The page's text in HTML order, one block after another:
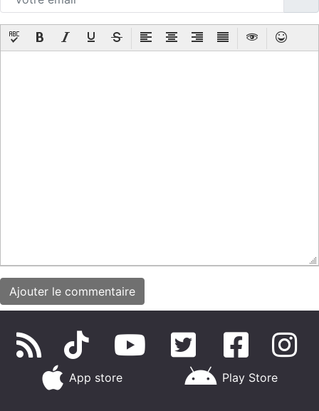
App store Play Store